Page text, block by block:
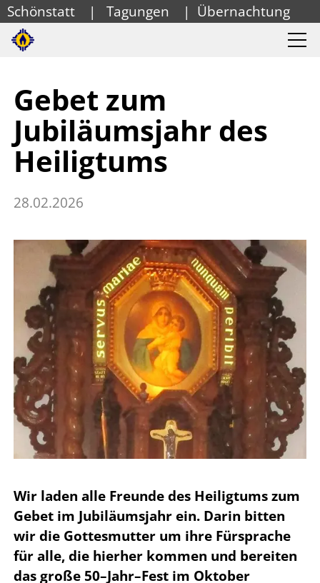
Schönstatt | Tagungen | Übernachtung
Gebet zum
Jubiläumsjahr des
Heiligtums
28.02.2026
Wir laden alle Freunde des Heiligtums zum
Gebet im Jubiläumsjahr ein. Darin bitten
wir die Gottesmutter um ihre Fürsprache
für alle, die hierher kommen und bereiten
das große 50–Jahr–Fest im Oktober